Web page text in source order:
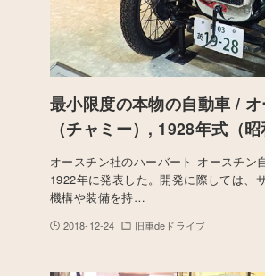
最小限度の本物の自動車 /
（チャミー）, 1928年式（昭
オースチン社のハーバート オースチン
1922年に発表した。開発に際しては、
機構や装備を持…
2018-12-24 旧車deドライブ